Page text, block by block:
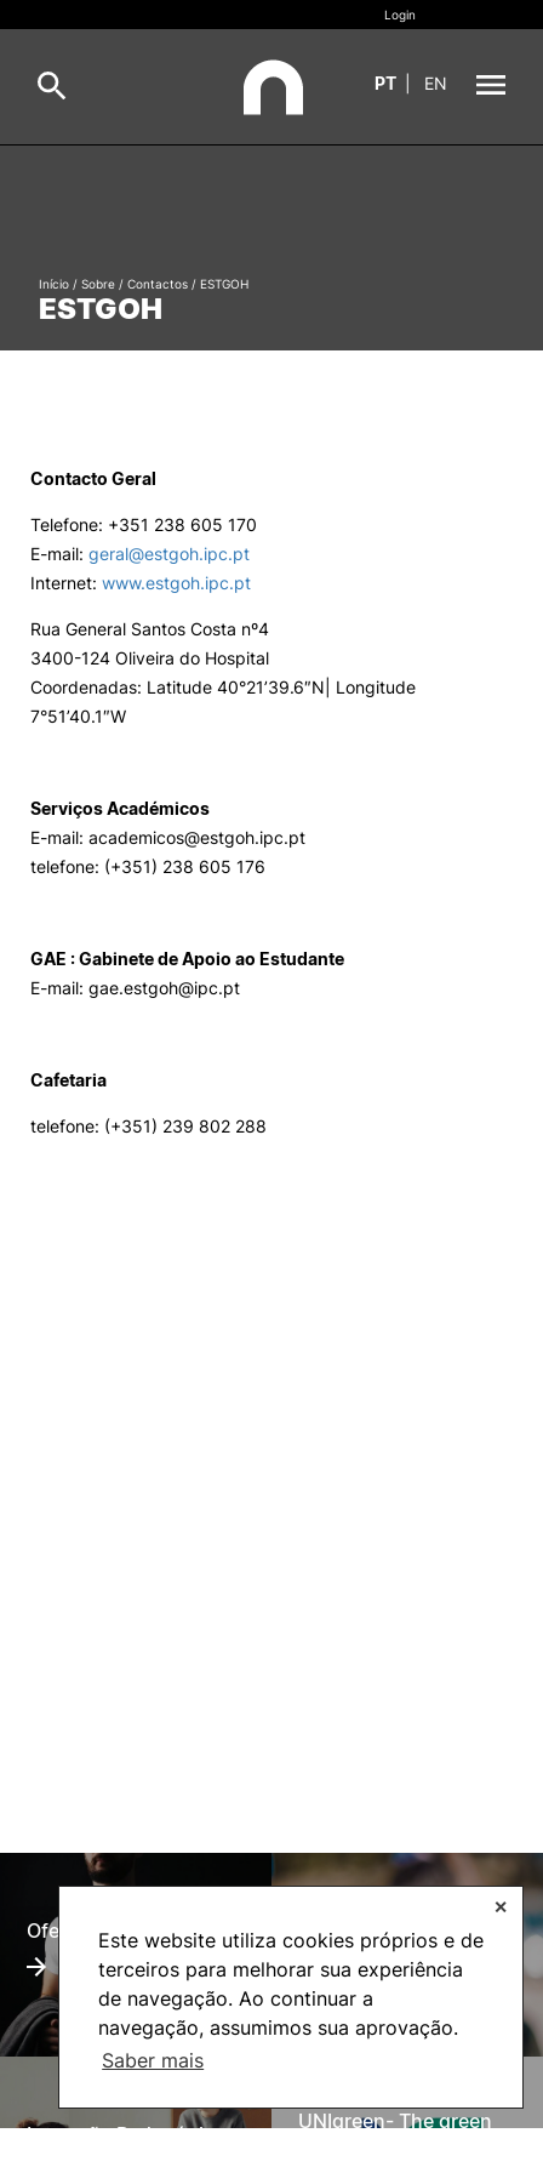
Este website utiliza cookies próprios e de
terceiros para melhorar sua experiência
de navegação. Ao continuar a
navegação, assumimos sua aprovação.
Saber mais
✕
Internacional
Ação Social
Alumni
Projetos PRR
Magazine
Eventos
Europeia Política de Privacidade e Cookies
Sugestões,
Login
PT EN
Oferta Formativa
ESTGOH
Início / Sobre / Contactos / ESTGOH
Contacto Geral
Telefone: +351 238 605 170
E-mail: geral@estgoh.ipc.pt
Internet: www.estgoh.ipc.pt
Rua General Santos Costa nº4
3400-124 Oliveira do Hospital
Coordenadas: Latitude 40°21’39.6″N| Longitude
7°51’40.1″W
Serviços Académicos
E-mail: academicos@estgoh.ipc.pt
telefone: (+351) 238 605 176
GAE : Gabinete de Apoio ao Estudante
E-mail: gae.estgoh@ipc.pt
Cafetaria
telefone: (+351) 239 802 288
Oferta Formativa Alumni
Inovação Pedagógica
UNIgreen- The green